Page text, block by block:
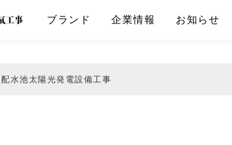
ブランド 企業情報 お知らせ
配水池太陽光発電設備工事